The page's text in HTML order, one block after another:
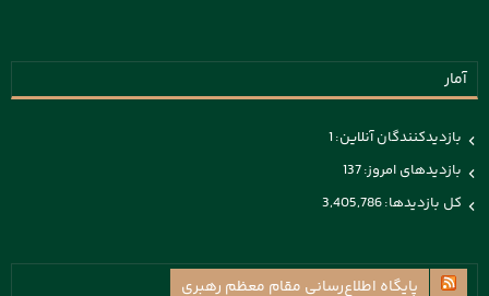
آمار
بازدیدکنندگان آنلاین:1
بازدیدهای امروز:137
کل بازدیدها:3,405,786
پايگاه اطلاع‌رسانی مقام معظم رهبری